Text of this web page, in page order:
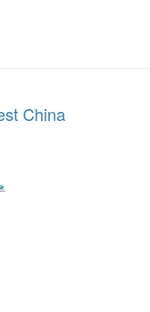
China